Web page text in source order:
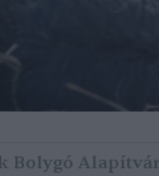
Bolygó